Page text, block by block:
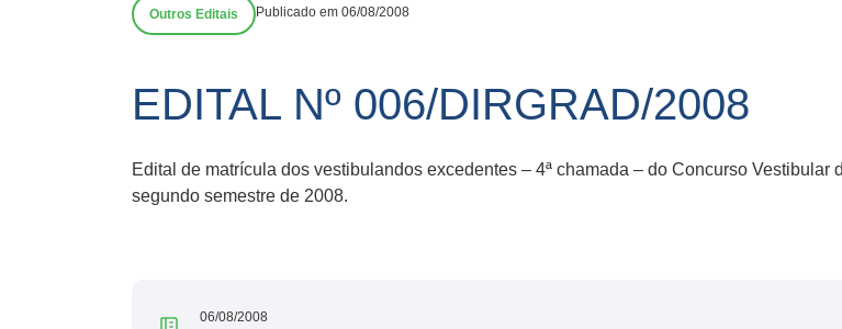
Outros Editais Publicado em 06/08/2008
EDITAL Nº 006/DIRGRAD/2008
Edital de matrícula dos vestibulandos excedentes – 4ª chamada – do Concurso
segundo semestre de 2008.
06/08/2008